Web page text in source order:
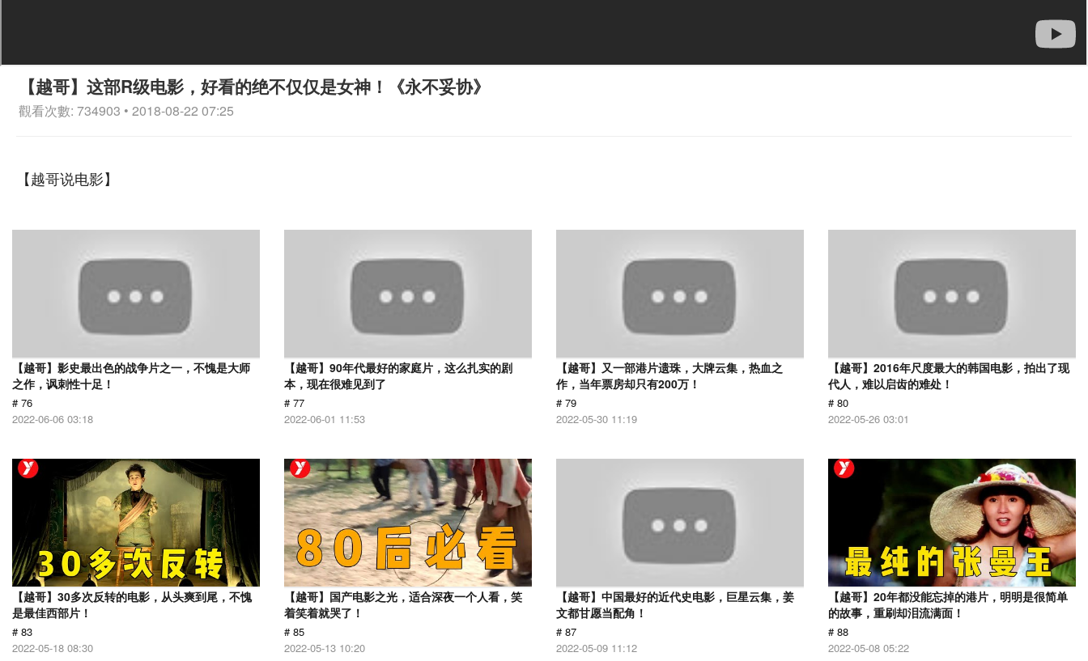
【越哥】这部R级电影，好看的绝不仅仅是女神！《永不妥协》
觀看次數: 734903 • 2018-08-22 07:25
【越哥说电影】
【越哥】影史最出色的战争片之一，不愧是大师
之作，讽刺性十足！
# 76
2022-06-06 03:18
【越哥】90年代最好的家庭片，这么扎实的剧
本，现在很难见到了
# 77
2022-06-01 11:53
【越哥】又一部港片遗珠，大牌云集，热血之
作，当年票房却只有200万！
# 79
2022-05-30 11:19
【越哥】2016年尺度最大的韩国电影，拍出了现
代人，难以启齿的难处！
# 80
2022-05-26 03:01
【越哥】30多次反转的电影，从头爽到尾，不愧
是最佳西部片！
# 83
2022-05-18 08:30
【越哥】国产电影之光，适合深夜一个人看，笑
着笑着就哭了！
# 85
2022-05-13 10:20
【越哥】中国最好的近代史电影，巨星云集，姜
文都甘愿当配角！
# 87
2022-05-09 11:12
【越哥】20年都没能忘掉的港片，明明是很简单
的故事，重刷却泪流满面！
# 88
2022-05-08 05:22